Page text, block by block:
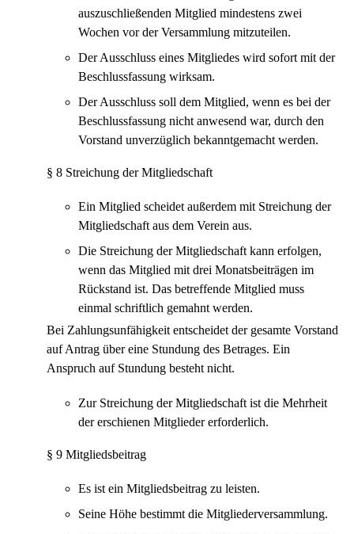
auszuschließenden Mitglied mindestens zwei
Wochen vor der Versammlung mitzuteilen.
Der Ausschluss eines Mitgliedes wird sofort mit der
Beschlussfassung wirksam.
Der Ausschluss soll dem Mitglied, wenn es bei der
Beschlussfassung nicht anwesend war, durch den
Vorstand unverzüglich bekanntgemacht werden.
§ 8 Streichung der Mitgliedschaft
Ein Mitglied scheidet außerdem mit Streichung der
Mitgliedschaft aus dem Verein aus.
Die Streichung der Mitgliedschaft kann erfolgen,
wenn das Mitglied mit drei Monatsbeiträgen im
Rückstand ist. Das betreffende Mitglied muss
einmal schriftlich gemahnt werden.
Bei Zahlungsunfähigkeit entscheidet der gesamte Vorstand
auf Antrag über eine Stundung des Betrages. Ein
Anspruch auf Stundung besteht nicht.
Zur Streichung der Mitgliedschaft ist die Mehrheit
der erschienen Mitglieder erforderlich.
§ 9 Mitgliedsbeitrag
Es ist ein Mitgliedsbeitrag zu leisten.
Seine Höhe bestimmt die Mitgliederversammlung.